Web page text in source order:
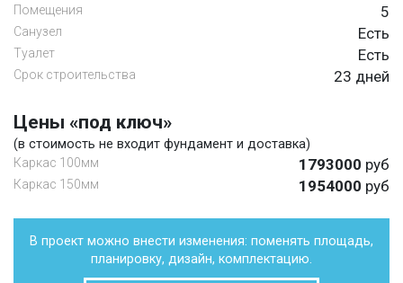
Помещения 5
Санузел Есть
Туалет Есть
Срок строительства 23 дней
Цены «под ключ»
(в стоимость не входит фундамент и доставка)
Каркас 100мм 1793000 руб
Каркас 150мм 1954000 руб
В проект можно внести изменения: поменять площадь,
планировку, дизайн, комплектацию.